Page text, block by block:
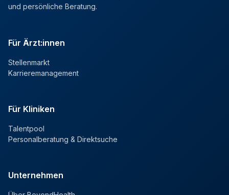
und persönliche Beratung.
Für Ärzt:innen
Stellenmarkt
Karrieremanagement
Für Kliniken
Talentpool
Personalberatung & Direktsuche
Unternehmen